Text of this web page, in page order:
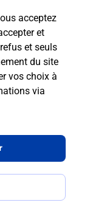
acceptez
et
et seuls
du site
vos choix à
via
le